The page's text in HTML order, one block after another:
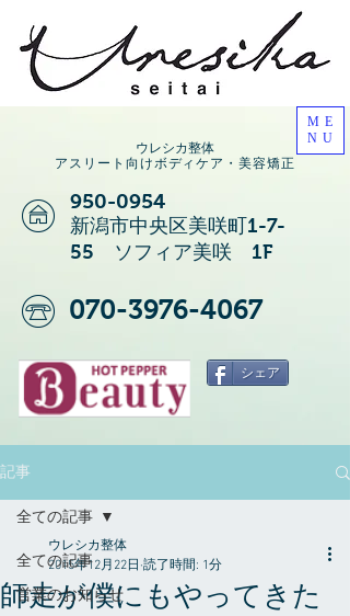
ウレシカ整体
アスリート向けボディケア・美容矯正
ME
NU
950-0954
新潟市中央区美咲町1-7-
55 ソフィア美咲 1F
070-3976-4067
シェア
記事
全ての記事
営業のお知らせ
全ての記事
師走が僕にもやってきた
ウレシカ整体
2015年12月22日 読了時間: 1分